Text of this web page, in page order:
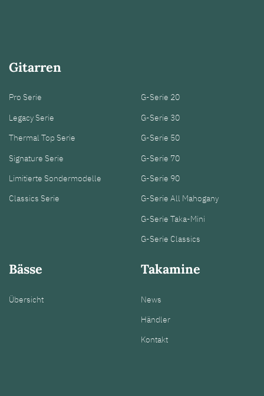
Gitarren
Pro Serie
Legacy Serie
Thermal Top Serie
Signature Serie
Limitierte Sondermodelle
Classics Serie
G-Serie 20
G-Serie 30
G-Serie 50
G-Serie 70
G-Serie 90
G-Serie All Mahogany
G-Serie Taka-Mini
G-Serie Classics
Bässe
Übersicht
Takamine
News
Händler
Kontakt